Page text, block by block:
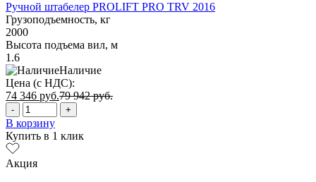
Ручной штабелер PROLIFT PRO TRV 2016
Грузоподъемность, кг
2000
Высота подъема вил, м
1.6
Наличие
Цена (с НДС):
74 346 руб.79 942руб.
- +
В корзину
Купить в 1 клик
Акция